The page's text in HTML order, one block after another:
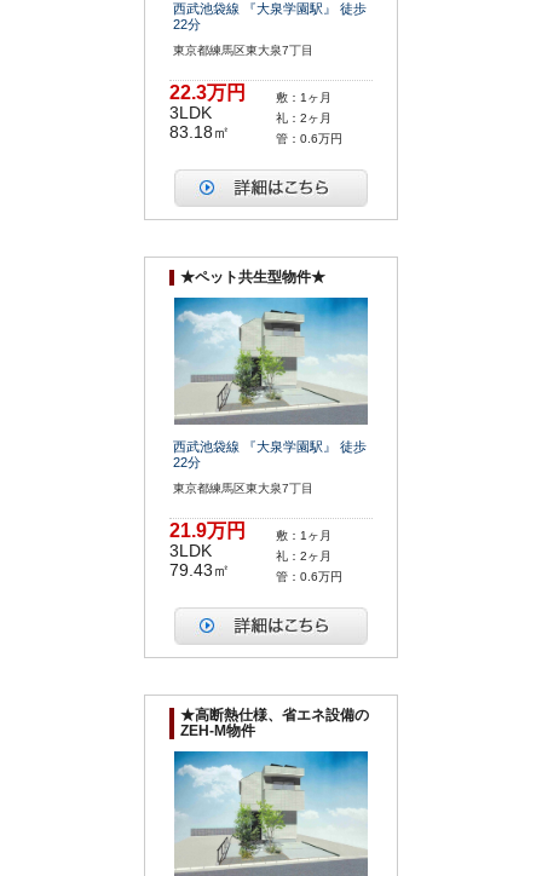
西武池袋線 『大泉学園駅』 徒歩
22分
東京都練馬区東大泉7丁目
22.3万円
3LDK
83.18㎡
敷：1ヶ月
礼：2ヶ月
管：0.6万円
★ペット共生型物件★
西武池袋線 『大泉学園駅』 徒歩
22分
東京都練馬区東大泉7丁目
21.9万円
3LDK
79.43㎡
敷：1ヶ月
礼：2ヶ月
管：0.6万円
★高断熱仕様、省エネ設備の
ZEH-M物件